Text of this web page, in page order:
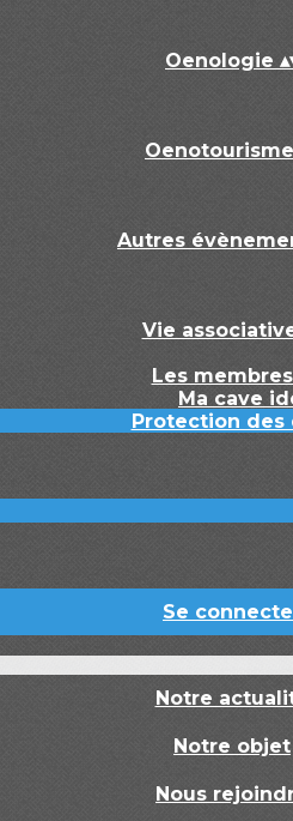
Oenologie ▴
Oenotourisme
Autres
Vie
Les
Ma cave
Protection des
Se
Notre
Notre objet
Nous